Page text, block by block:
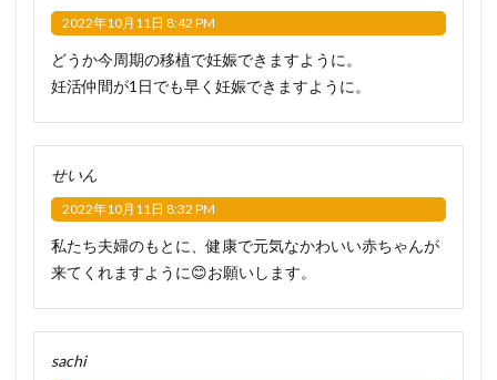
2022年10月11日 8:42 PM
どうか今周期の移植で妊娠できますように。
妊活仲間が1日でも早く妊娠できますように。
せいん
2022年10月11日 8:32 PM
私たち夫婦のもとに、健康で元気なかわいい赤ちゃんが
来てくれますように😊お願いします。
sachi